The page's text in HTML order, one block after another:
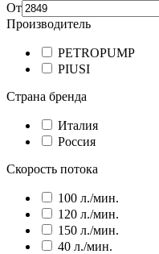
От
Производитель
PETROPUMP
PIUSI
Страна бренда
Италия
Россия
Скорость потока
100 л./мин.
120 л./мин.
150 л./мин.
40 л./мин.